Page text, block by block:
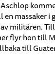
massaker i
militären.
flyr hon till
till